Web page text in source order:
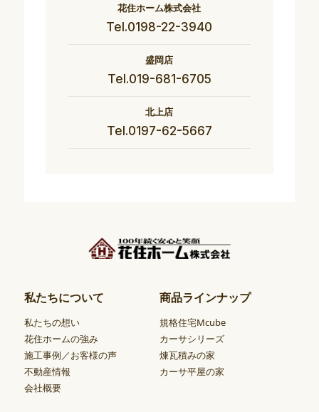
花住ホーム株式会社
Tel.0198-22-3940
盛岡店
Tel.019-681-6705
北上店
Tel.0197-62-5667
私たちについて
私たちの想い
花住ホームの強み
施工事例／お客様の声
不動産情報
会社概要
商品ラインナップ
規格住宅Mcube
カーサシリーズ
煉瓦積みの家
カーサ平屋の家